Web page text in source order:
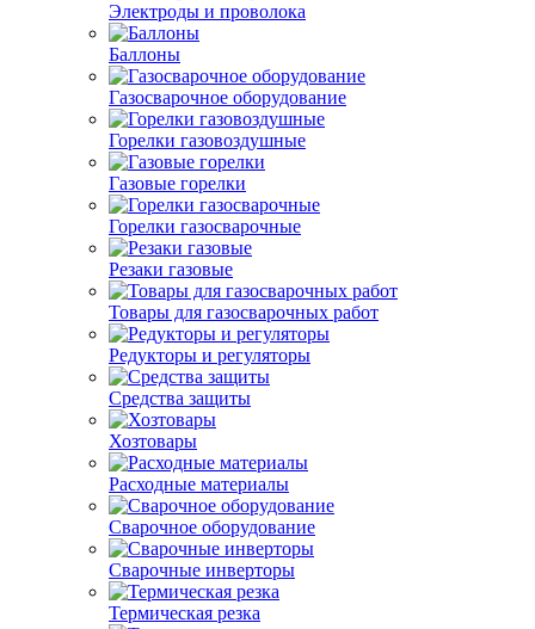
Электроды и проволока
Баллоны
Газосварочное оборудование
Горелки газовоздушные
Газовые горелки
Горелки газосварочные
Резаки газовые
Товары для газосварочных работ
Редукторы и регуляторы
Средства защиты
Хозтовары
Расходные материалы
Сварочное оборудование
Сварочные инверторы
Термическая резка